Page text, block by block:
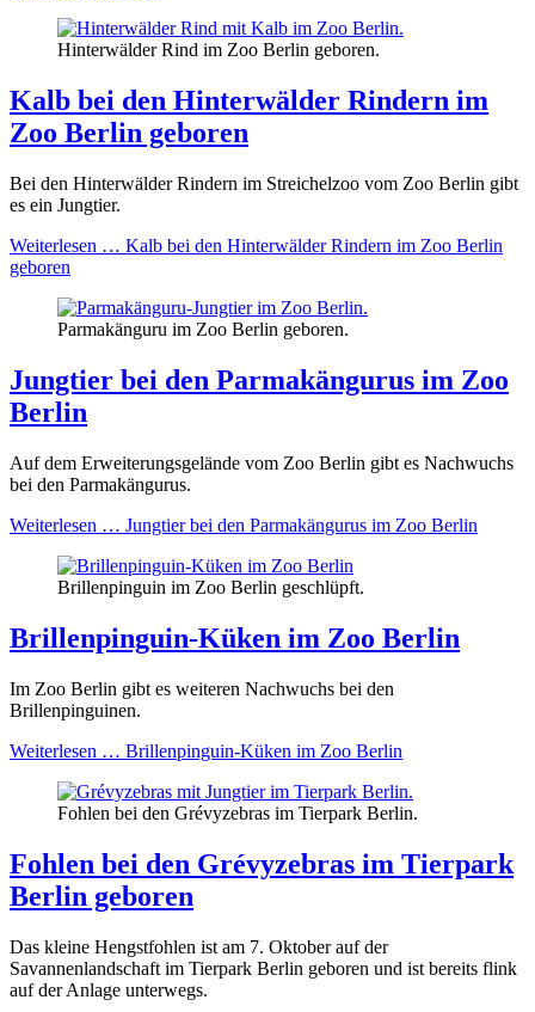
Hinterwälder Rind im Zoo Berlin geboren.
Kalb bei den Hinterwälder Rindern im
Zoo Berlin geboren
Bei den Hinterwälder Rindern im Streichelzoo vom Zoo Berlin gibt
es ein Jungtier.
Weiterlesen … Kalb bei den Hinterwälder Rindern im Zoo Berlin
geboren
Parmakänguru im Zoo Berlin geboren.
Jungtier bei den Parmakängurus im Zoo
Berlin
Auf dem Erweiterungsgelände vom Zoo Berlin gibt es Nachwuchs
bei den Parmakängurus.
Weiterlesen … Jungtier bei den Parmakängurus im Zoo Berlin
Brillenpinguin im Zoo Berlin geschlüpft.
Brillenpinguin-Küken im Zoo Berlin
Im Zoo Berlin gibt es weiteren Nachwuchs bei den
Brillenpinguinen.
Weiterlesen … Brillenpinguin-Küken im Zoo Berlin
Fohlen bei den Grévyzebras im Tierpark Berlin.
Fohlen bei den Grévyzebras im Tierpark
Berlin geboren
Das kleine Hengstfohlen ist am 7. Oktober auf der
Savannenlandschaft im Tierpark Berlin geboren und ist bereits flink
auf der Anlage unterwegs.